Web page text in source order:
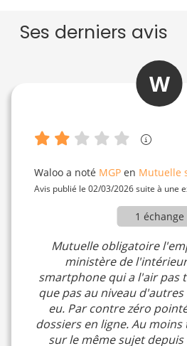
Ses derniers avis
W
Waloo a noté MGP en Mutuelle
Avis publié le 02/03/2026 suite à une
1 échange
Mutuelle obligatoire
ministère de
smartphone qui a l'air pas
que pas au niveau
eu. Par contre zéro
dossiers en ligne. Au
sur le même sujet